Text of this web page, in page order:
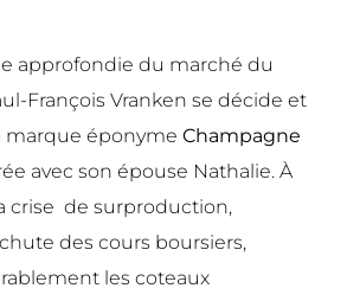
approfondie du marché du
François Vranken se décide et
marque éponymeChampagne
avec son épouse Nathalie. À
crise de surproduction,
des cours boursiers,
les coteaux